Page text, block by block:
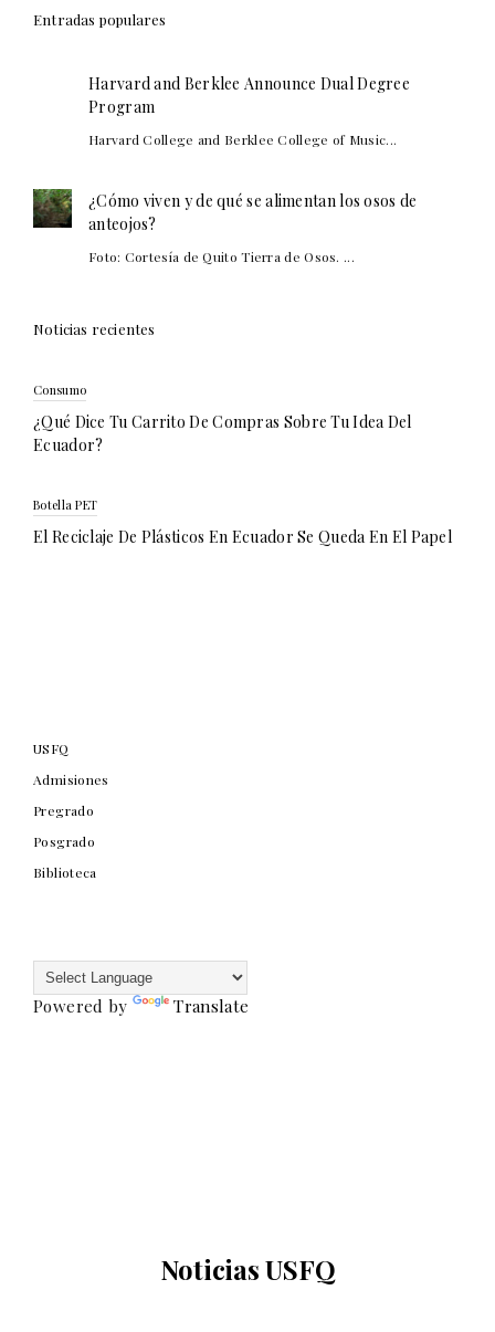
Entradas populares
Harvard and Berklee Announce Dual Degree
Program
Harvard College and Berklee College of Music...
¿Cómo viven y de qué se alimentan los osos de
anteojos?
Foto: Cortesía de Quito Tierra de Osos. ...
Noticias recientes
Consumo
¿Qué Dice Tu Carrito De Compras Sobre Tu Idea Del
Ecuador?
Botella PET
El Reciclaje De Plásticos En Ecuador Se Queda En El Papel
USFQ
Admisiones
Pregrado
Posgrado
Biblioteca
Powered by Translate
Noticias USFQ